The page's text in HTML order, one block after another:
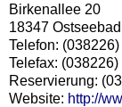
Birkenallee 20
18347
Telefon:
Telefax:
Reservierung:
Website: http://